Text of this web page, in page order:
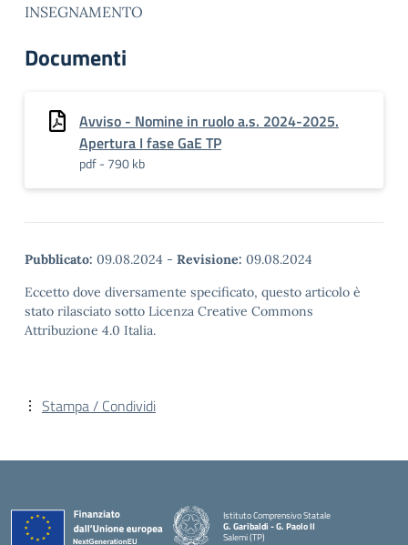
INSEGNAMENTO
Documenti
Avviso - Nomine in ruolo a.s. 2024-2025.
Apertura I fase GaE TP
pdf - 790 kb
Pubblicato: 09.08.2024 - Revisione: 09.08.2024
Eccetto dove diversamente specificato, questo articolo è
stato rilasciato sotto Licenza Creative Commons
Attribuzione 4.0 Italia.
Stampa / Condividi
Istituto Comprensivo Statale
G. Garibaldi - G. Paolo II
Salemi (TP)